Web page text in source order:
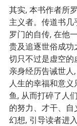
其实, 本书作者所
主义者。传道书
罗门的自传, 在他
贵及追逐世俗成功
切只不过是虚空的
亲身经历告诫世人
人生的幸福和意
鱼, 从而打碎了人
的努力、才干、
幻想, 引导读者进